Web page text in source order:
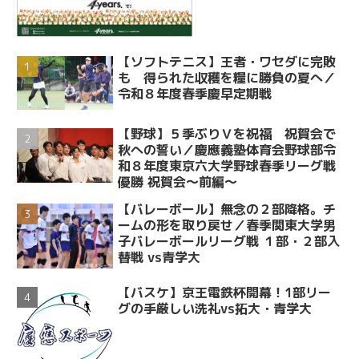
【ソフトテニス】王者・ワセダに完敗
も 得られた収穫を糧に勝負の夏へ／
令和８年度春季慶早定期戦
【野球】５季ぶりＶを祝福 祝賀会で
秋への誓い／慶應義塾体育会野球部令
和８年度東京六大学野球春季リーグ戦
優勝 祝賀会～前編～
【バレーボール】無念の２部降格。チ
ームの形を取り戻せ／春季関東大学男
子バレーボールリーグ戦 １部・２部入
替戦 vs青学大
【バスケ】京王電鉄杯開幕！1部リー
グの手厳しい洗礼vs拓大・青学大